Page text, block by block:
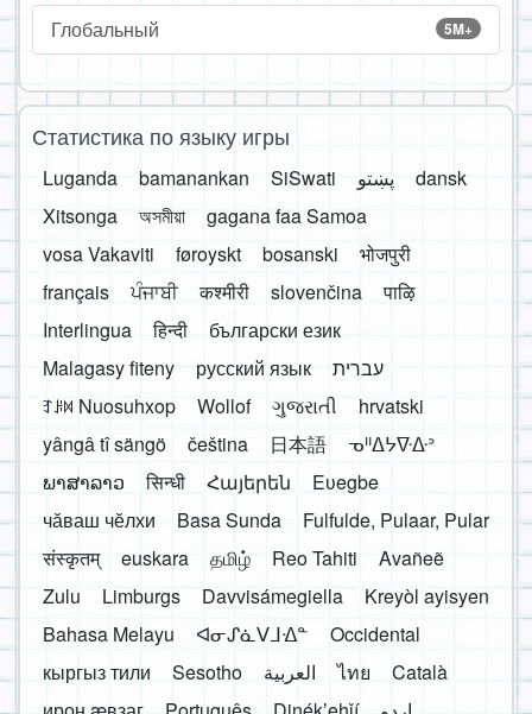
5M+
Глобальный
Статистика по языку игры
Luganda bamanankan SiSwati پښتو
dansk
Xitsonga
অসমীয়া
gagana faa Samoa
vosa Vakaviti
føroyskt bosanski
भोजपुरी
français
ਪੰਜਾਬੀ कश्मीरी slovenčina
पाऴि
Interlingua
हिन्दी
български език
Malagasy fiteny
русский язык
עברית
ꆈꌠ꒿ Nuosuhxop
Wollof ગુજરાતી
hrvatski
yângâ tî sängö
čeština 日本語
ᓀᐦᐃᔭᐍᐏᐣ
ພາສາລາວ
सिन्धी Հայերեն
Eʋegbe
чӑваш чӗлхи
Basa Sunda
Fulfulde, Pulaar, Pular
संस्कृतम्
euskara தமிழ் Reo Tahiti
Avañeẽ
Zulu
Limburgs Davvisámegiella
Kreyòl ayisyen
Bahasa Melayu
ᐊᓂᔑᓈᐯᒧᐎᓐ
Occidental
кыргыз тили
Sesotho العربية ไทย
Català